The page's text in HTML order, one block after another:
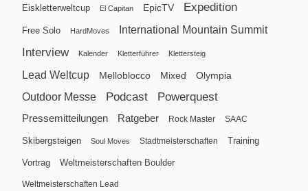
Eiskletterweltcup El Capitan EpicTV Expedition
Free Solo HardMoves International Mountain Summit
Interview Kalender Kletterführer Klettersteig
Lead Weltcup Melloblocco Mixed Olympia
Outdoor Messe Podcast Powerquest
Pressemitteilungen Ratgeber Rock Master SAAC
Skibergsteigen Soul Moves Stadtmeisterschaften Training
Vortrag Weltmeisterschaften Boulder
Weltmeisterschaften Lead